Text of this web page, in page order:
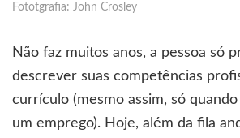
Fototgrafia: John Crosley
Não faz muitos anos, a pessoa só
descrever suas competências
currículo (mesmo assim, só
um emprego). Hoje, além da fila